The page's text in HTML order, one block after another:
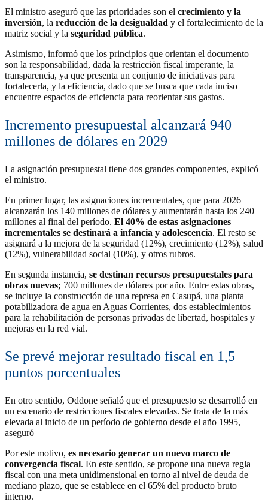
El ministro aseguró que las prioridades son el crecimiento y la
inversión, la reducción de la desigualdad y el fortalecimiento de la
matriz social y la seguridad pública.
Asimismo, informó que los principios que orientan el documento
son la responsabilidad, dada la restricción fiscal imperante, la
transparencia, ya que presenta un conjunto de iniciativas para
fortalecerla, y la eficiencia, dado que se busca que cada inciso
encuentre espacios de eficiencia para reorientar sus gastos.
Incremento presupuestal alcanzará 940
millones de dólares en 2029
La asignación presupuestal tiene dos grandes componentes, explicó
el ministro.
En primer lugar, las asignaciones incrementales, que para 2026
alcanzarán los 140 millones de dólares y aumentarán hasta los 240
millones al final del período. El 40% de estas asignaciones
incrementales se destinará a infancia y adolescencia. El resto se
asignará a la mejora de la seguridad (12%), crecimiento (12%), salud
(12%), vulnerabilidad social (10%), y otros rubros.
En segunda instancia, se destinan recursos presupuestales para
obras nuevas; 700 millones de dólares por año. Entre estas obras,
se incluye la construcción de una represa en Casupá, una planta
potabilizadora de agua en Aguas Corrientes, dos establecimientos
para la rehabilitación de personas privadas de libertad, hospitales y
mejoras en la red vial.
Se prevé mejorar resultado fiscal en 1,5
puntos porcentuales
En otro sentido, Oddone señaló que el presupuesto se desarrolló en
un escenario de restricciones fiscales elevadas. Se trata de la más
elevada al inicio de un período de gobierno desde el año 1995,
aseguró
Por este motivo, es necesario generar un nuevo marco de
convergencia fiscal. En este sentido, se propone una nueva regla
fiscal con una meta unidimensional en torno al nivel de deuda de
mediano plazo, que se establece en el 65% del producto bruto
interno.